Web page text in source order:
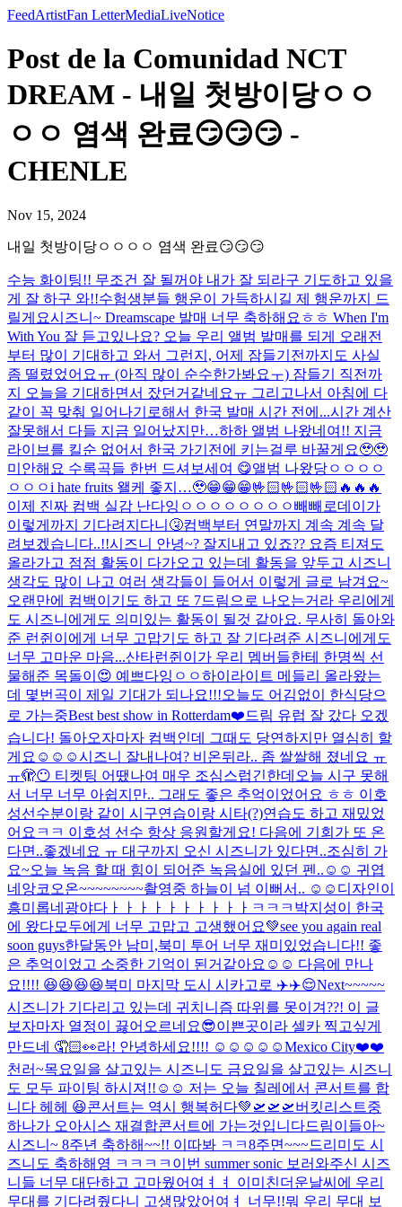
FeedArtistFan LetterMediaLiveNotice
Post de la Comunidad NCT
DREAM - 내일 첫방이당ㅇㅇ
ㅇㅇ 염색 완료😏😏😏 -
CHENLE
Nov 15, 2024
내일 첫방이당ㅇㅇㅇㅇ 염색 완료😏😏😏
수능 화이팅!! 무조건 잘 될꺼야 내가 잘 되라구 기도하고 있을
게 잘 하구 와!!수험생분들 행운이 가득하시길 제 행운까지 드
릴게요시즈니~ Dreamscape 발매 너무 축하해요ㅎㅎ When I'm
With You 잘 듣고있나요? 오늘 우리 앨범 발매를 되게 오래전
부터 많이 기대하고 와서 그런지, 어제 잠들기전까지도 사실
좀 떨렸었어요ㅠ (아직 많이 순수한가봐요ㅜ) 잠들기 직전까
지 오늘을 기대하면서 잤던거같네요ㅠ 그리고나서 아침에 다
같이 꼭 맞춰 일어나기로해서 한국 발매 시간 전에...시간 계산
잘못해서 다들 지금 일어났지만…하하 앨범 나왔네여!! 지금
라이브를 킬순 없어서 한국 가기전에 키는걸루 바꿀게요🥹🥹
미안해요 수록곡들 한번 드셔보세여 😋앨범 나왔당ㅇㅇㅇㅇ
ㅇㅇㅇi hate fruits 왤케 좋지…🥹😁😁😁🤟🏻🤟🏻🤟🏻🔥🔥🔥
이제 진짜 컴백 실감 난다잉ㅇㅇㅇㅇㅇㅇㅇㅇ빼빼로데이가
이렇게까지 기다려지다니🤧컴백부터 연말까지 계속 계속 달
려보겠습니다..!!시즈니 안녕~? 잘지내고 있죠?? 요즘 티져도
올라가고 점점 활동이 다가오고 있는데 활동을 앞두고 시즈니
생각도 많이 나고 여러 생각들이 들어서 이렇게 글로 남겨요~
오랜만에 컴백이기도 하고 또 7드림으로 나오는거라 우리에게
도 시즈니에게도 의미있는 활동이 될것 같아요. 무사히 돌아와
준 런쥔이에게 너무 고맙기도 하고 잘 기다려준 시즈니에게도
너무 고마운 마음...산타런쥔이가 우리 멤버들한테 한명씩 선
물해준 목돌이😍 예쁘다잉ㅇㅇ하이라이트 메들리 올라왔는
데 몇번곡이 제일 기대가 되나요!!!오늘도 어김없이 한식당으
로 가는중Best best show in Rotterdam❤️드림 유럽 잘 갔다 오겠
습니다! 돌아오자마자 컴백인데 그때도 당연하지만 열심히 할
게요☺️☺️☺️시즈니 잘내나여? 비온뒤라.. 좀 쌀쌀해 졌네요 ㅠ
ㅠ🫣😶 티켓팅 어땠나여 매우 조심스럽긴한데 오늘 시구 못해
서 너무 너무 아쉽지만.. 그래도 좋은 추억이었어요 ㅎㅎ 이호
성선수분이랑 같이 시구연습이랑 시타(?)연습도 하고 재밌었
어요ㅋㅋ 이호성 선수 항상 응원할게요! 다음에 기회가 또 온
다면..좋겠네요 ㅠ 대구까지 오신 시즈니가 있다면..조심히 가
요~오늘 녹음 할 때 힘이 되어준 녹음실에 있던 펜..☺️☺️ 귀엽
네 앙코오온~~~~~~~~촬영중 하늘이 넘 이뻐서.. ☺️☺️ 디자인이
흥미롭네 광야다ㅏㅏㅏㅏㅏㅏㅏㅏㅏㅏㅋㅋㅋ 박지성이 한국
에 왔다모두에게 너무 고맙고 고생했어요💚see you again real
soon guys한달동안 남미,북미 투어 너무 재미있었습니다!! 좋
은 추억이었고 소중한 기억이 된거같아요☺️☺️ 다음에 만나
요!!!! 😆😆😆😆북미 마지막 도시 시카고로 ✈️✈️😌Next~~~~~
시즈니가 기다리고 있는데 귀치니즘 따위를 못이겨??! 이 글
보자마자 열정이 끓어오르네요😎이쁜곳이라 셀카 찍고싶게
만드네 🤦🏻👀라! 안녕하세요!!!! ☺️☺️☺️☺️☺️Mexico City❤️❤️
천러~목요일을 살고있는 시즈니도 금요일을 살고있는 시즈니
도 모두 파이팅 하시져!!☺️☺️ 저는 오늘 칠레에서 콘서트를 합
니다 헤헤 😆콘서트는 역시 행복허다💚 🛫🛫🛫버킷리스트중
하나가 오아시스 재결합콘서트에 가는것입니다드림이들아~
시즈니~ 8주년 축하해~~!! 이따봐 ㅋㅋ8주면~~~드리미도 시
즈니도 축하해영 ㅋㅋㅋㅋ 이번 summer sonic 보러와주신 시즈
니들 너무 대단하고 고마웠어여ㅕㅕ 이미친더운날씨에 우리
무대를 기다려줬다니 고생많았어여ㅕ 너무!!뭐 우리 무대 보